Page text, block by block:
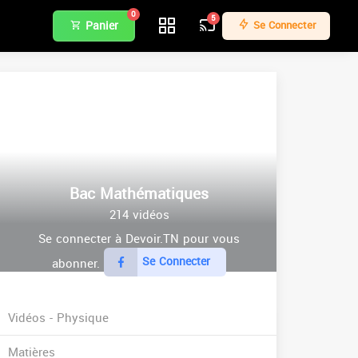
Panier
0 5 Se Connecter
Bac Mathématiques
214 vidéos
Se connecter à Devoir.TN pour vous
abonner.
Se Connecter
Vidéos - Physique
Matières